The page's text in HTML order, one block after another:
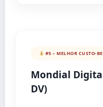
#5 – MELHOR CUSTO-
Mondial
DV)